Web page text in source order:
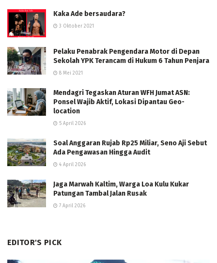
Kaka Ade bersaudara?
3 Oktober 2021
Pelaku Penabrak Pengendara Motor di Depan
Sekolah YPK Terancam di Hukum 6 Tahun Penjara
8 Mei 2021
Mendagri Tegaskan Aturan WFH Jumat ASN:
Ponsel Wajib Aktif, Lokasi Dipantau Geo-
location
5 April 2026
Soal Anggaran Rujab Rp25 Miliar, Seno Aji Sebut
Ada Pengawasan Hingga Audit
4 April 2026
Jaga Marwah Kaltim, Warga Loa Kulu Kukar
Patungan Tambal Jalan Rusak
7 April 2026
EDITOR'S PICK